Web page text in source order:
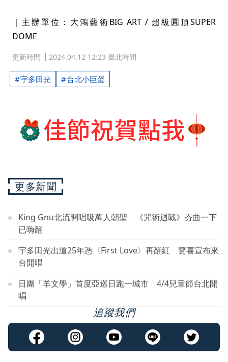
｜主辦單位：大鴻藝術BIG ART / 超級圓頂SUPER
DOME
更新時間 2024.04.12 12:23 臺北時間
宇多田光 台北小巨蛋
更多新聞
King Gnu北流開唱吸萬人朝聖 《咒術迴戰》夯曲一下
已嗨翻
宇多田光出道25年憑〈First Love〉再翻紅 驚喜宣布來
台開唱
日團「羊文學」首度亞巡日跑一城市 4/4兒童節台北開
唱
追蹤我們